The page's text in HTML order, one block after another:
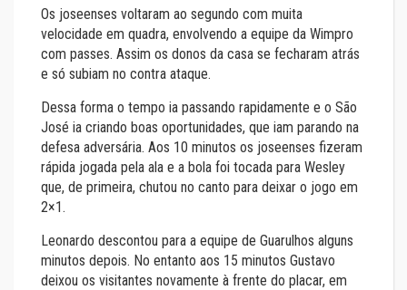
Os joseenses voltaram ao segundo com muita
velocidade em quadra, envolvendo a equipe da Wimpro
com passes. Assim os donos da casa se fecharam atrás
e só subiam no contra ataque.
Dessa forma o tempo ia passando rapidamente e o São
José ia criando boas oportunidades, que iam parando na
defesa adversária. Aos 10 minutos os joseenses fizeram
rápida jogada pela ala e a bola foi tocada para Wesley
que, de primeira, chutou no canto para deixar o jogo em
2×1.
Leonardo descontou para a equipe de Guarulhos alguns
minutos depois. No entanto aos 15 minutos Gustavo
deixou os visitantes novamente à frente do placar, em